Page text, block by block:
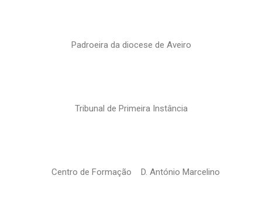
Padroeira da diocese de Aveiro
Tribunal de Primeira Instância
Centro de Formação D. António Marcelino